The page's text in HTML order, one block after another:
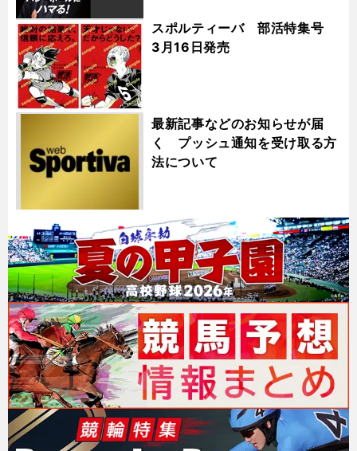
スポルティーバ 部活特集号
3月16日発売
最新記事などのお知らせが届
く プッシュ通知を受け取る方
法について